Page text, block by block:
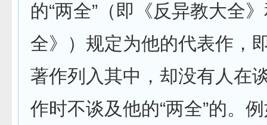
的“两全”（即《反异教大全
全》）规定为他的代表作，
著作列入其中，却没有人在
作时不谈及他的“两全”的。